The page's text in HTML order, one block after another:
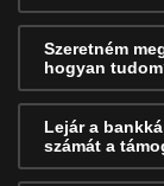
Szeretném
hogyan
Lejár a
számát a